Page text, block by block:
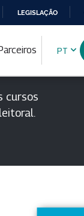
LEGISLAÇÃO
PT
cursos